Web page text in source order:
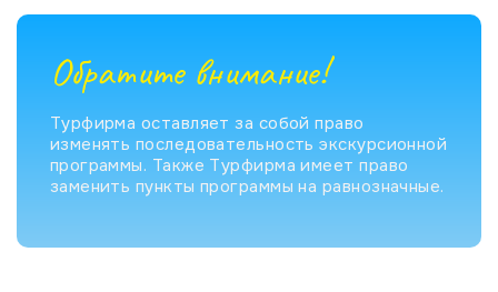
Обратите внимание!
Турфирма оставляет за собой право
изменять последовательность экскурсионной
программы. Также Турфирма имеет право
заменить пункты программы на равнозначные.